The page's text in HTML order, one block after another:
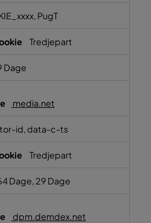
PugT
Tredjepart
Dage
media.net
id, data-c-ts
Tredjepart
Dage, 29 Dage
dpm.demdex.net